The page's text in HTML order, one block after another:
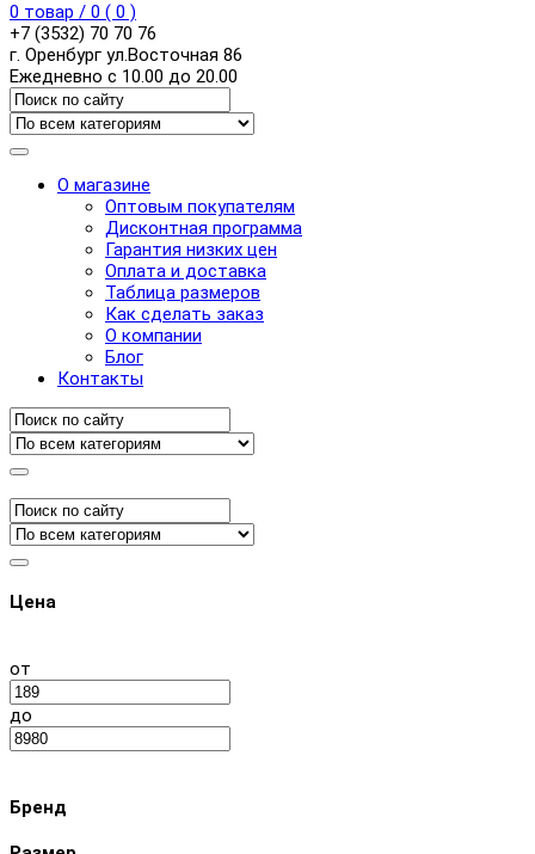
0 товар / 0 ( 0 )
+7 (3532) 70 70 76
г. Оренбург ул.Восточная 86
Ежедневно с 10.00 до 20.00
О магазине
Оптовым покупателям
Дисконтная программа
Гарантия низких цен
Оплата и доставка
Таблица размеров
Как сделать заказ
О компании
Блог
Контакты
Цена
от
до
Бренд